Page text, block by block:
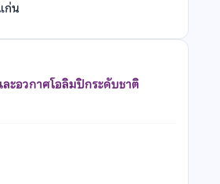
ก่น
ะอวกาศโอลิมปิกระดับชาติ